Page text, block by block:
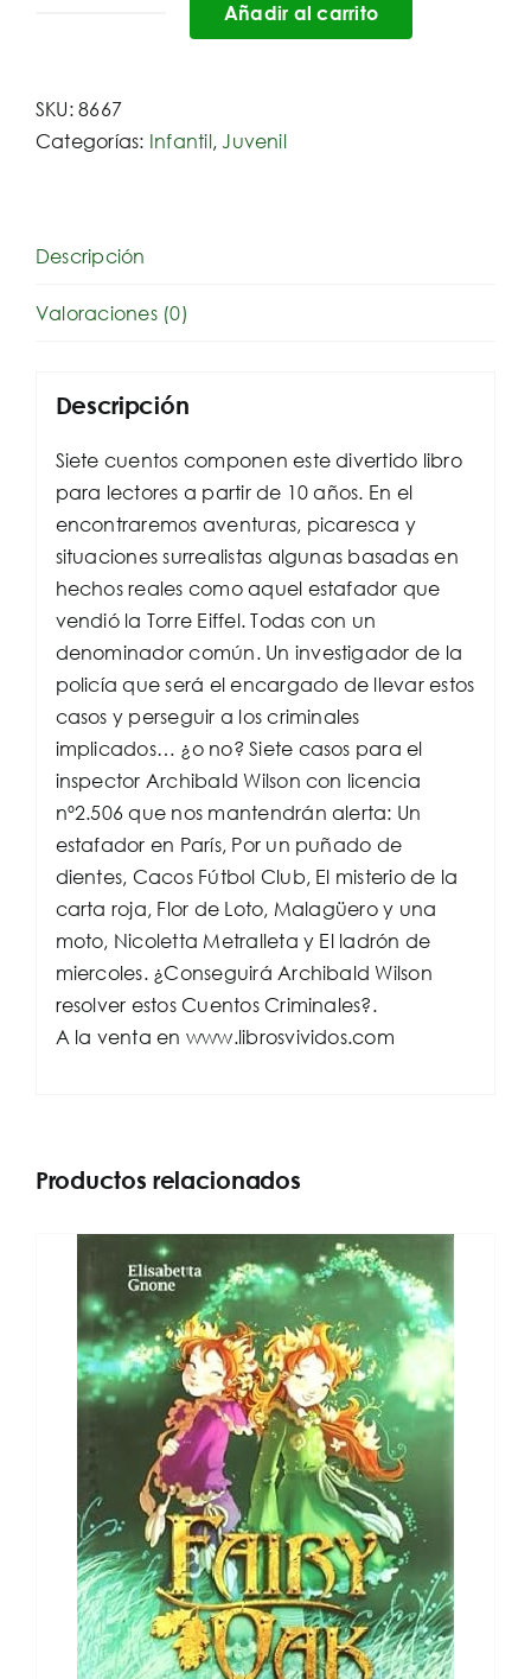
Añadir al carrito
SKU:8667
Categorías: Infantil, Juvenil
Descripción
Valoraciones (0)
Descripción
Siete cuentos componen este divertido libro
para lectores a partir de 10 años. En el
encontraremos aventuras, picaresca y
situaciones surrealistas algunas basadas en
hechos reales como aquel estafador que
vendió la Torre Eiffel. Todas con un
denominador común. Un investigador de la
policía que será el encargado de llevar estos
casos y perseguir a los criminales
implicados… ¿o no? Siete casos para el
inspector Archibald Wilson con licencia
nº2.506 que nos mantendrán alerta: Un
estafador en París, Por un puñado de
dientes, Cacos Fútbol Club, El misterio de la
carta roja, Flor de Loto, Malagüero y una
moto, Nicoletta Metralleta y El ladrón de
miercoles. ¿Conseguirá Archibald Wilson
resolver estos Cuentos Criminales?.
A la venta en www.librosvividos.com
Productos relacionados